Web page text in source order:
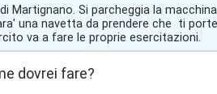
Martignano. Si parcheggia la
una navetta da prendere che ti
va a fare le proprie esercitazioni.
dovrei fare?